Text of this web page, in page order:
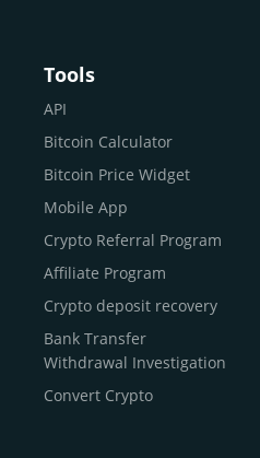
Buy Bitcoin With Skrill
Sell Bitcoin
Buy Dogecoin
Buy Binance Coin (BNB)
Buy Ripple (XRP)
Buy Litecoin (LTC)
Buy Shiba Inu
Buy Bitcoin Cash
Buy Solana
Buy ICP
Tools
API
Bitcoin Calculator
Bitcoin Price Widget
Mobile App
Crypto Referral Program
Affiliate Program
Crypto deposit recovery
Bank Transfer
Withdrawal Investigation
Convert Crypto